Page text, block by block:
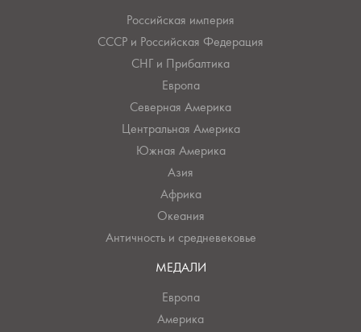
Российская империя
СССР и Российская Федерация
СНГ и Прибалтика
Европа
Северная Америка
Центральная Америка
Южная Америка
Азия
Африка
Океания
Античность и средневековье
МЕДАЛИ
Европа
Америка